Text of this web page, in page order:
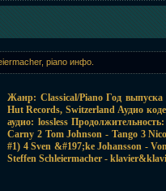
piano инфо.
Жанр: Classical/Piano Год выпуска
Hut Records, Switzerland Аудио
аудио: lossless
Carny 2 Tom Johnson - Tango 3
#1) 4 Sven &#197;ke Johansson -
Steffen Schleiermacher -